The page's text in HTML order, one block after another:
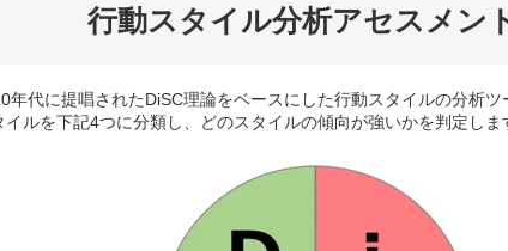
行動スタイル分析アセスメン
年代に提唱されたDiSC理論をベースにした行動スタイルの分析ツ
ルを下記4つに分類し、どのスタイルの傾向が強いかを判定しま